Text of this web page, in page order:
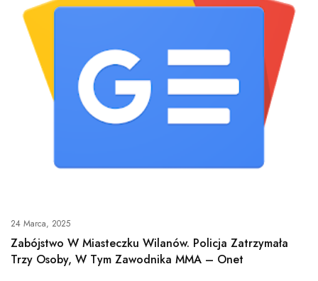
24 Marca, 2025
Zabójstwo W Miasteczku Wilanów. Policja Zatrzymała
Trzy Osoby, W Tym Zawodnika MMA – Onet